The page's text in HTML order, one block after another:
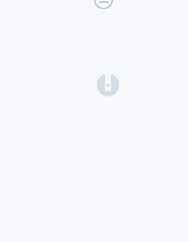
(opens in a